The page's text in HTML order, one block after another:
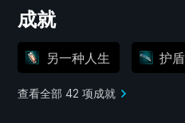
成就
另一种人生 护
查看全部 42 项成就